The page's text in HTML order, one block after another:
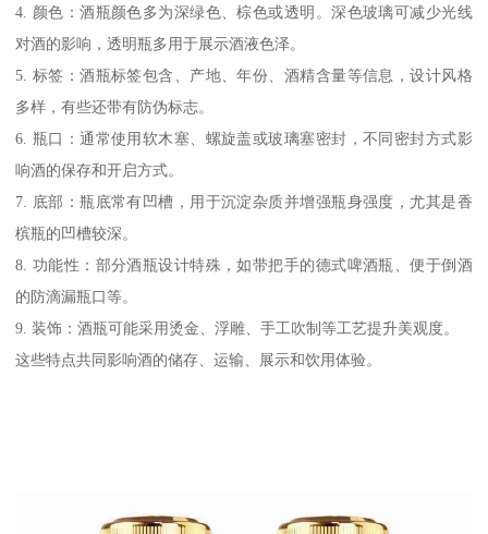
4. 颜色：酒瓶颜色多为深绿色、棕色或透明。深色玻璃可减少光线
对酒的影响，透明瓶多用于展示酒液色泽。
5. 标签：酒瓶标签包含、产地、年份、酒精含量等信息，设计风格
多样，有些还带有防伪标志。
6. 瓶口：通常使用软木塞、螺旋盖或玻璃塞密封，不同密封方式影
响酒的保存和开启方式。
7. 底部：瓶底常有凹槽，用于沉淀杂质并增强瓶身强度，尤其是香
槟瓶的凹槽较深。
8. 功能性：部分酒瓶设计特殊，如带把手的德式啤酒瓶、便于倒酒
的防滴漏瓶口等。
9. 装饰：酒瓶可能采用烫金、浮雕、手工吹制等工艺提升美观度。
这些特点共同影响酒的储存、运输、展示和饮用体验。